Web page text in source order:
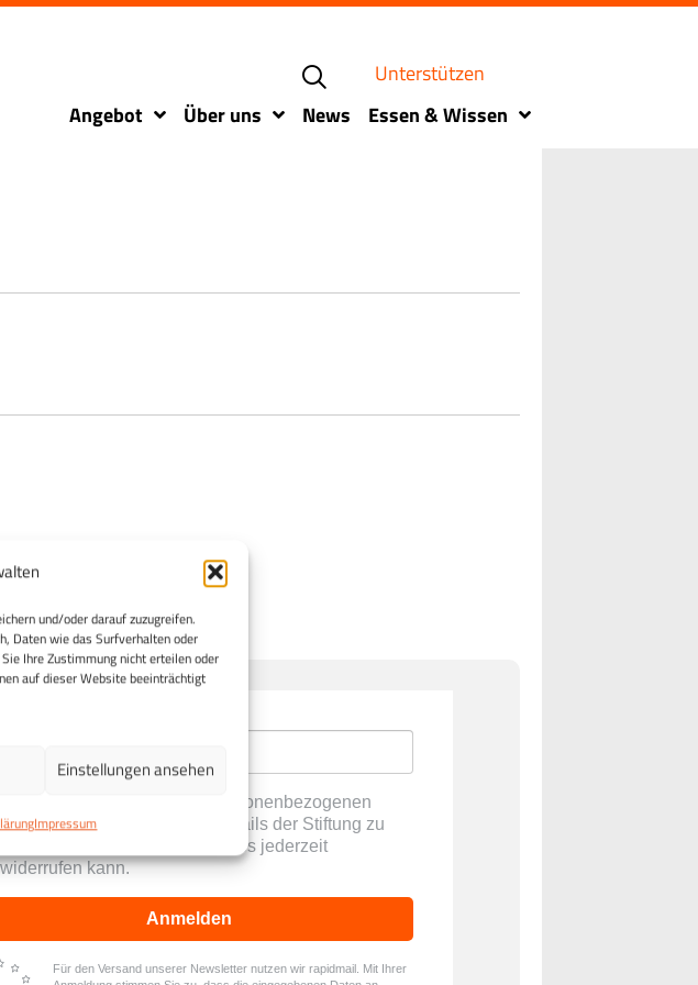
und/oder darauf zuzugreifen.
Daten wie das Surfverhalten oder
Ihre Zustimmung nicht erteilen oder
auf dieser Website beeinträchtigt
Einstellungen ansehen
Impressum
Unterstützen
Angebot
Über uns News Essen & Wissen
Ich stimme zu, dass meine personenbezogenen
Daten genutzt werden, um E-Mails der Stiftung zu
erhalten, und weiß, dass ich dies jederzeit
widerrufen kann.
Anmelden
Für den Versand unserer Newsletter nutzen wir rapidmail. Mit Ihrer